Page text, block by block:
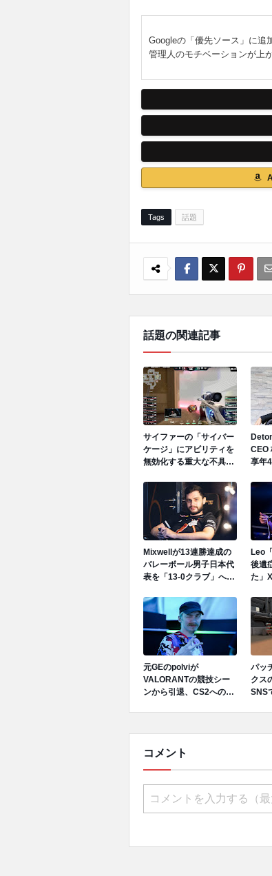
Googleの「優先ソース」に追
管理人のモチベーションが上
Tags 話題
話題の関連記事
サイファーの「サイバー
ケージ」にアビリティを
無効化する重大な不具合
vs GEでも発生
CEO
享年
Mixwellが13連勝達成の
バレーボール男子日本代
表を「13-0クラブ」へ招
で日本代表活躍中
Leo
後遺
た」
元GEのpolviが
VALORANTの競技シー
ンから引退、CS2への移
パッ
クス
SNS
コメント